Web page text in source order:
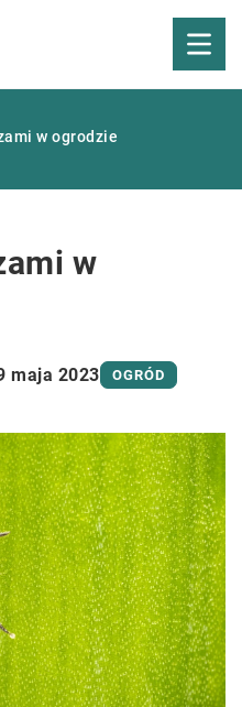
w ogrodzie
w
maja 2023 OGRÓD